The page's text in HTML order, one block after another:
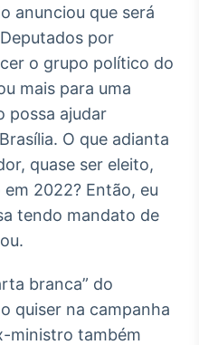
Broadcast
Wallboard
Conteúdos e
dados para
displays e telas
Curadoria
Curadoria de
noticiosos
anunciou que será
por
o grupo político do
mais para uma
possa ajudar
O que adianta
quase ser eleito,
2022? Então, eu
tendo mandato de
branca” do
quiser na campanha
ministro também